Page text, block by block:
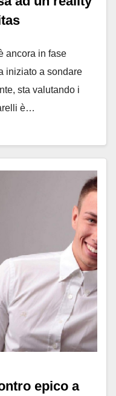
ancora in fase
iniziato a sondare
sta valutando i
è…
epico a